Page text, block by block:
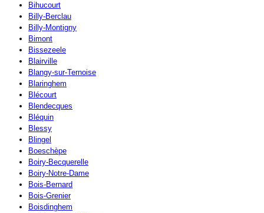
Bihucourt
Billy-Berclau
Billy-Montigny
Bimont
Bissezeele
Blairville
Blangy-sur-Ternoise
Blaringhem
Blécourt
Blendecques
Bléquin
Blessy
Blingel
Boeschèpe
Boiry-Becquerelle
Boiry-Notre-Dame
Bois-Bernard
Bois-Grenier
Boisdinghem